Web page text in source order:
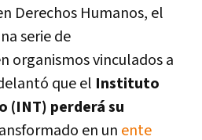
Derechos Humanos, el
serie de
organismos vinculados a
que el Instituto
(INT) perderá su
en un ente